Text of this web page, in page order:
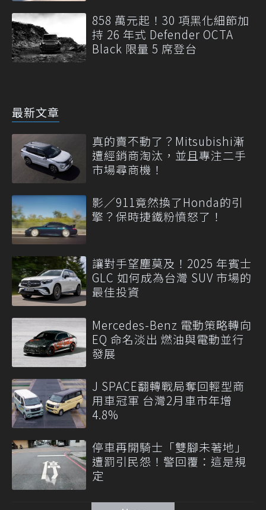
858 萬元起！30 項黑化細節加
持 26 年式 Defender OCTA
Black 限量 5 席登台
最新文章
真的賣不動了？Mitsubishi漸
遭經銷商淘汰，並且專注二手
市場尋商機！
影／911竟然換了Honda的引
擎？保時捷鐵粉憤怒了！
讓對手望塵莫及！2025 年賓士
GLC 如何成為台灣 SUV 市場的
最佳投資
Mercedes-Benz 電動策略轉向
EQ 命名淡出 燃油與電動並行
發展
J SPACE翻轉戰局奪回輕型商
用車冠軍 台灣2月車市年增
4.8%
停車再開騎士「雙腳未著地」
遭罰引民怨！警回覆：這是規
定